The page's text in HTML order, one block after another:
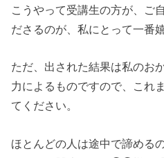
こうやって受講生の方が、ご
ださるのが、私にとって一番
ただ、出された結果は私の
力によるものですので、これ
てください。
ほとんどの人は途中で諦める